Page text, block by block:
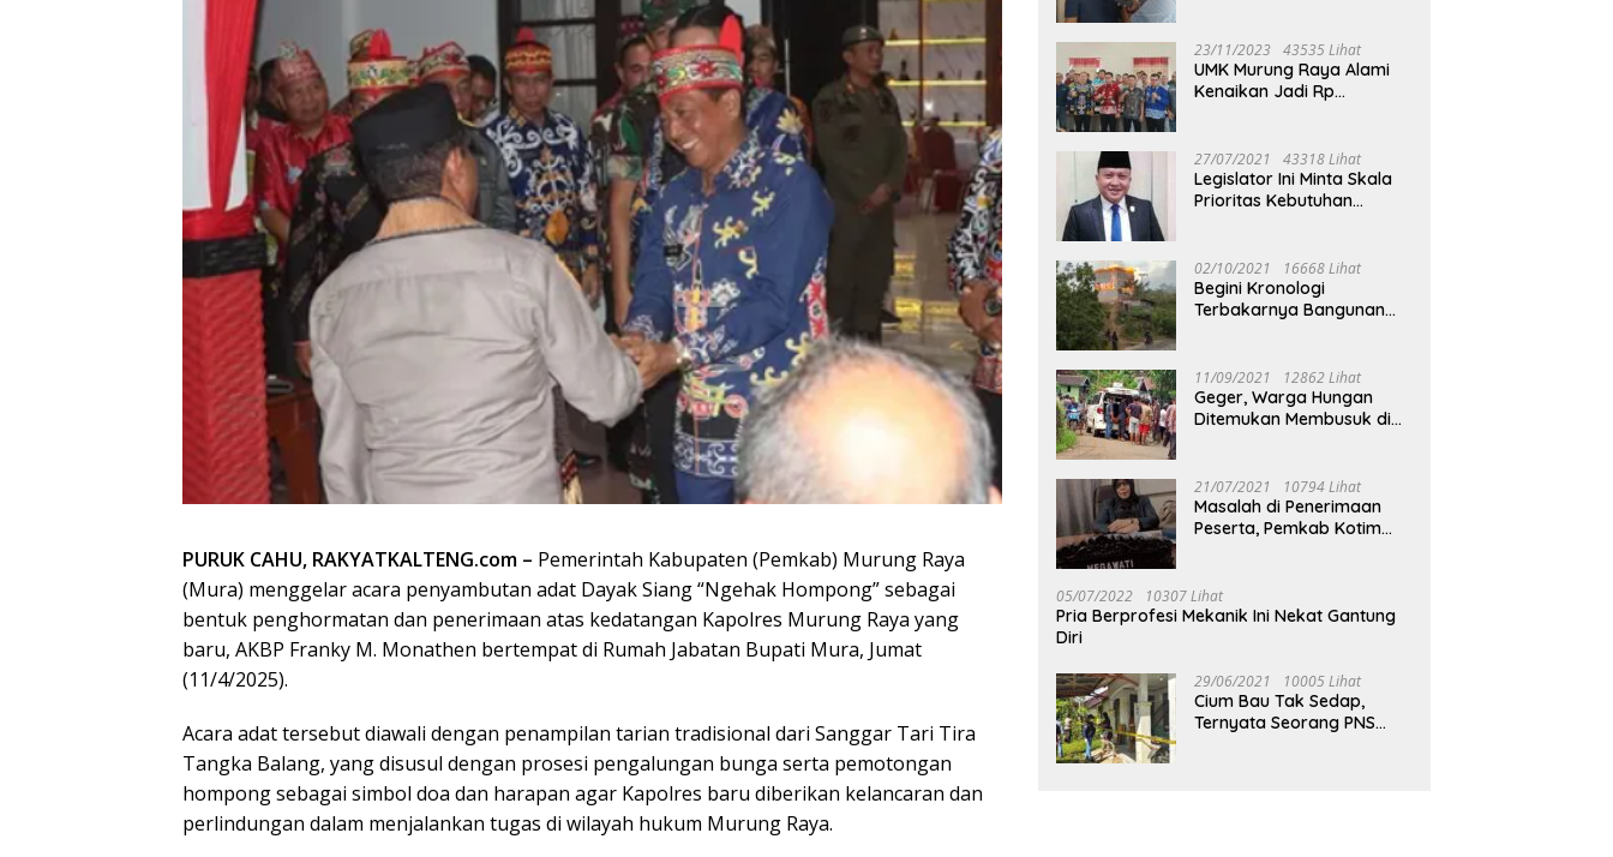
PURUK CAHU, RAKYATKALTENG.com – Pemerintah Kabupaten (Pemkab) Murung Raya
(Mura) menggelar acara penyambutan adat Dayak Siang “Ngehak Hompong” sebagai
bentuk penghormatan dan penerimaan atas kedatangan Kapolres Murung Raya yang
baru, AKBP Franky M. Monathen bertempat di Rumah Jabatan Bupati Mura, Jumat
(11/4/2025).
Acara adat tersebut diawali dengan penampilan tarian tradisional dari Sanggar Tari Tira
Tangka Balang, yang disusul dengan prosesi pengalungan bunga serta pemotongan
hompong sebagai simbol doa dan harapan agar Kapolres baru diberikan kelancaran dan
perlindungan dalam menjalankan tugas di wilayah hukum Murung Raya.
23/11/2023 43535 Lihat
UMK Murung Raya Alami
Kenaikan Jadi Rp
27/07/2021 43318 Lihat
Legislator Ini Minta Skala
Prioritas Kebutuhan
02/10/2021 16668 Lihat
Begini Kronologi
Terbakarnya Bangunan
11/09/2021 12862 Lihat
Geger, Warga Hungan
Ditemukan Membusuk di
21/07/2021 10794 Lihat
Masalah di Penerimaan
Peserta, Pemkab Kotim
05/07/2022 10307 Lihat
Pria Berprofesi Mekanik Ini Nekat Gantung
Diri
29/06/2021 10005 Lihat
Cium Bau Tak Sedap,
Ternyata Seorang PNS